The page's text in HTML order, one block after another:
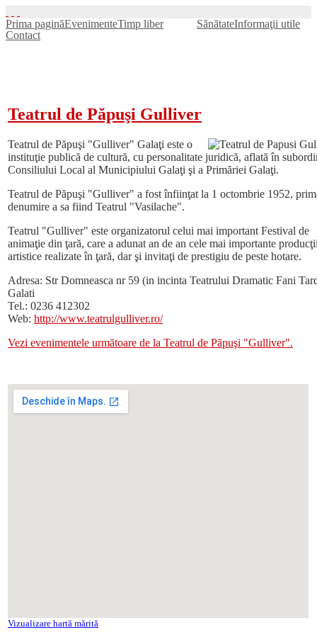
Prima paginăEvenimenteTimp liberCultură SănătateInformaţii utile
Contact
Teatrul de Păpuşi Gulliver
Teatrul de Păpuşi "Gulliver" Galaţi este o
instituţie publică de cultură, cu personalitate juridică, aflată în
Consiliului Local al Municipiului Galaţi şi a Primăriei Galaţi.
Teatrul de Păpuşi "Gulliver" a fost înfiinţat la 1 octombrie 1952,
denumire a sa fiind Teatrul "Vasilache".
Teatrul "Gulliver" este organizatorul celui mai important Festival de
animaţie din ţară, care a adunat an de an cele mai importante
artistice realizate în ţară, dar şi invitaţi de prestigiu de peste hotare.
Adresa: Str Domneasca nr 59 (in incinta Teatrului Dramatic Fani
Galati
Tel.: 0236 412302
Web: http://www.teatrulgulliver.ro/
Vezi evenimentele următoare de la Teatrul de Păpuşi "Gulliver".
Vizualizare hartă mărită